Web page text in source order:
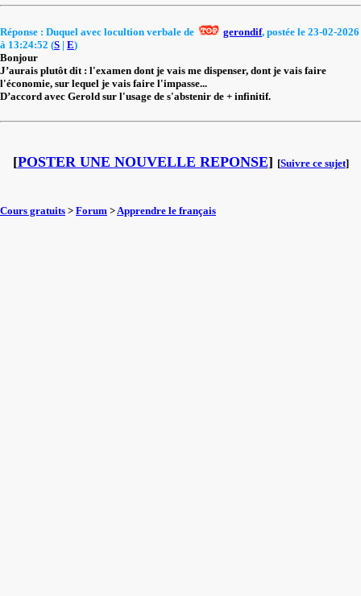
Réponse : Duquel avec locultion verbale de gerondif, postée le 23-02-2026
à 13:24:52 (S | E)
Bonjour
J’aurais plutôt dit : l'examen dont je vais me dispenser, dont je vais faire
l'économie, sur lequel je vais faire l'impasse...
D’accord avec Gerold sur l'usage de s'abstenir de + infinitif.
[POSTER UNE NOUVELLE REPONSE] [Suivre ce sujet]
Cours gratuits > Forum > Apprendre le français